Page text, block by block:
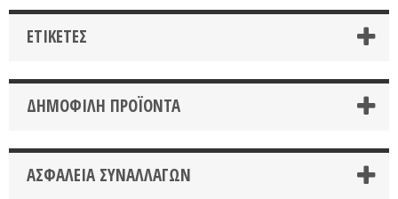
ΕΤΙΚΈΤΕΣ
ΔΗΜΟΦΙΛΉ ΠΡΟΪΌΝΤΑ
ΑΣΦΆΛΕΙΑ ΣΥΝΑΛΛΑΓΏΝ